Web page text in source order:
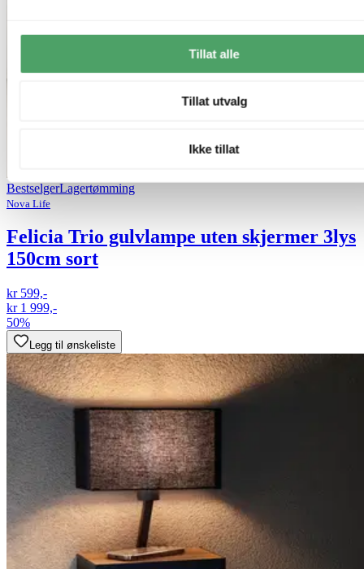
Tillat alle
Tillat utvalg
Ikke tillat
BestselgerLagertømming
Nova Life
Felicia Trio gulvlampe uten skjermer 3lys
150cm sort
kr 599,-
kr 1 999,-
50%
Legg til ønskeliste